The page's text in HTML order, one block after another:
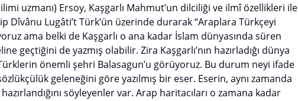
uzmanı) Ersoy, Kaşgarlı Mahmut’un dilciliği ve ilmî özellikleri ile
Dîvânu Lugâti’t Türk’ün üzerinde durarak “Araplara Türkçeyi
ama belki de Kaşgarlı o ana kadar İslam dünyasında süren
geçtiğini de yazmış olabilir. Zira Kaşgarlı’nın hazırladığı dünya
önemli şehri Balasagun’u görüyoruz. Bu durum neyi ifade
geleneğini göre yazılmış bir eser. Eserin, aynı zamanda
söyleyenler var. Arap haritacıları o zamana kadar